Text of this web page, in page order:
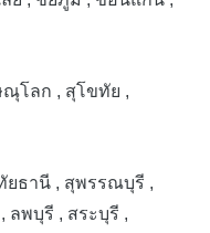
โลก , สุโขทัย ,
ยธานี , สุพรรณบุรี ,
ลพบุรี , สระบุรี ,